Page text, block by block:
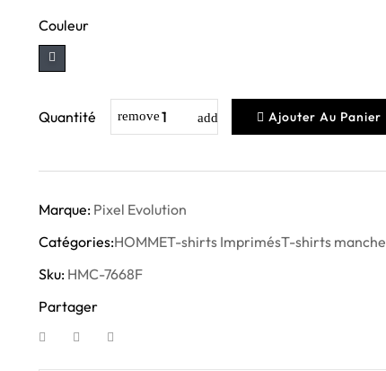
Couleur
Quantité Ajouter Au Panier
Marque: Pixel Evolution
Catégories:HOMMET-shirts ImprimésT-shirts
Sku: HMC-7668F
Partager